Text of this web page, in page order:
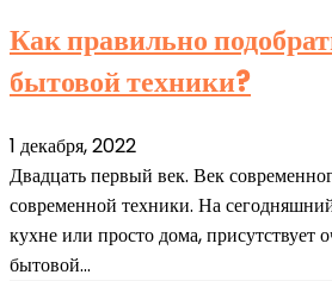
Как правильно
бытовой техники?
1 декабря, 2022
Двадцать первый век. Век
современной техники. На
кухне или просто дома, присутствует
бытовой...